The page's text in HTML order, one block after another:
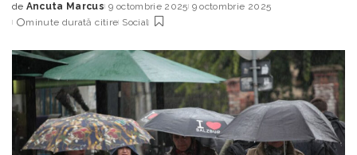
Posted
by
de Ancuta Marcus 9 octombrie 2025 9 octombrie 2025
minute durată citire Social